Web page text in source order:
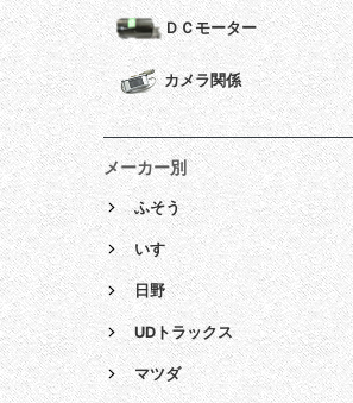
ＤＣモーター
カメラ関係
メーカー別
ふそう
いすゞ
日野
UDトラックス
マツダ